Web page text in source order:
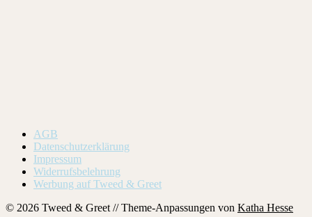
AGB
Datenschutzerklärung
Impressum
Widerrufsbelehrung
Werbung auf Tweed & Greet
© 2026 Tweed & Greet // Theme-Anpassungen von Katha Hesse